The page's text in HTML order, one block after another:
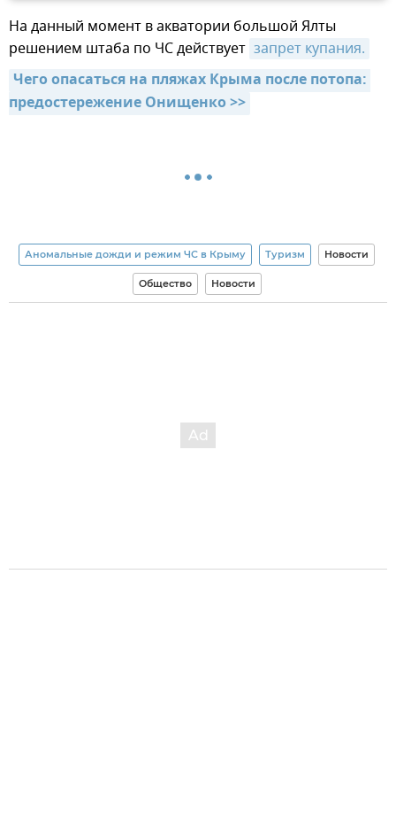
На данный момент в акватории большой Ялты
решением штаба по ЧС действует запрет купания.
Чего опасаться на пляжах Крыма после потопа:
предостережение Онищенко >>
Аномальные дожди и режим ЧС в Крыму Туризм Новости
Общество Новости